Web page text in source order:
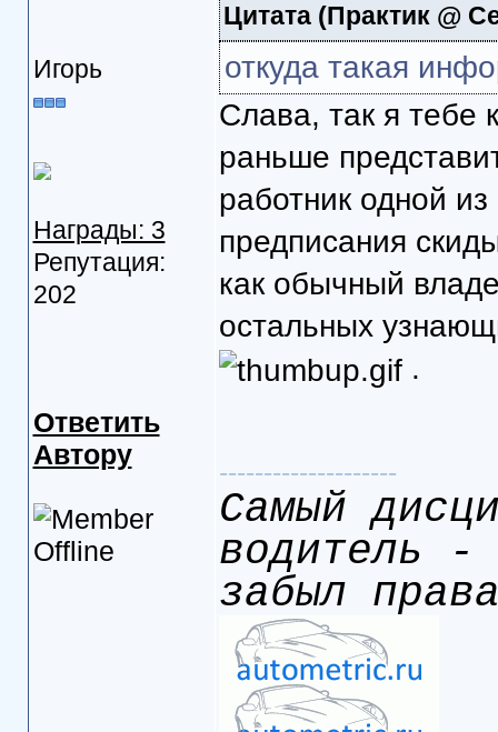
Игорь
Награды: 3
Репутация:
202
Ответить
Автору
Цитата(Практик @
откуда такая
Слава, так я тебе
раньше
работник одной
предписания
как обычный
остальных
.
--------------------
Самый
водитель -
забыл